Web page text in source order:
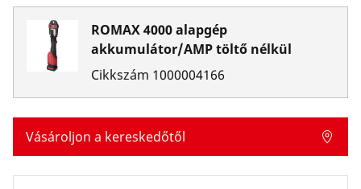
ROMAX 4000 alapgép
akkumulátor/AMP töltő nélkül
Cikkszám 1000004166
Vásároljon a kereskedőtől